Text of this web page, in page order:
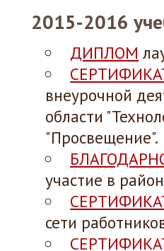
2015-2016
ДИПЛОМ
внеурочной
области
"Просвещение".
участие в
сети